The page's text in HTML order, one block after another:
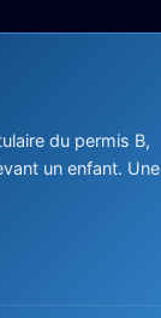
du permis B,
un enfant. Une